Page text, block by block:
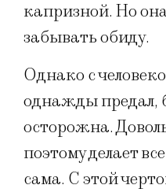
капризной. Но
забывать обиду.
Однако с
однажды предал,
осторожна.
поэтому делает
сама. С этой